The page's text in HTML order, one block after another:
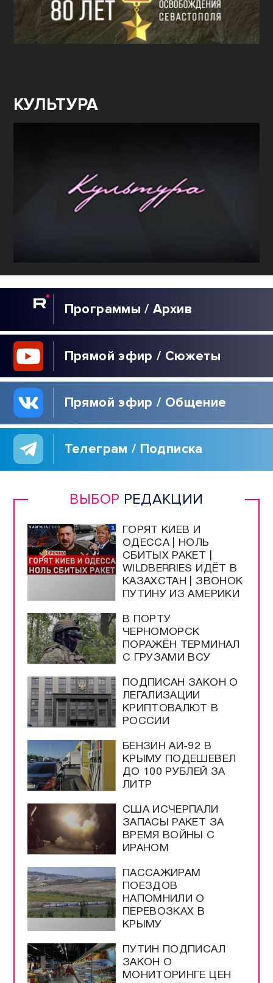
Программы / Архив
Прямой эфир / Сюжеты
Прямой эфир / Общение
Телеграм / Подписка
ВЫБОР РЕДАКЦИИ
ГОРЯТ КИЕВ И
ОДЕССА | НОЛЬ
СБИТЫХ РАКЕТ |
WILDBERRIES ИДЁТ В
КАЗАХСТАН | ЗВОНОК
ПУТИНУ ИЗ АМЕРИКИ
В ПОРТУ
ЧЕРНОМОРСК
ПОРАЖЁН ТЕРМИНАЛ
С ГРУЗАМИ ВСУ
ПОДПИСАН ЗАКОН О
ЛЕГАЛИЗАЦИИ
КРИПТОВАЛЮТ В
РОССИИ
БЕНЗИН АИ-92 В
КРЫМУ ПОДЕШЕВЕЛ
ДО 100 РУБЛЕЙ ЗА
ЛИТР
США ИСЧЕРПАЛИ
ЗАПАСЫ РАКЕТ ЗА
ВРЕМЯ ВОЙНЫ С
ИРАНОМ
ПАССАЖИРАМ
ПОЕЗДОВ
НАПОМНИЛИ О
ПЕРЕВОЗКАХ В
КРЫМУ
ПУТИН ПОДПИСАЛ
ЗАКОН О
МОНИТОРИНГЕ ЦЕН
КУЛЬТУРА